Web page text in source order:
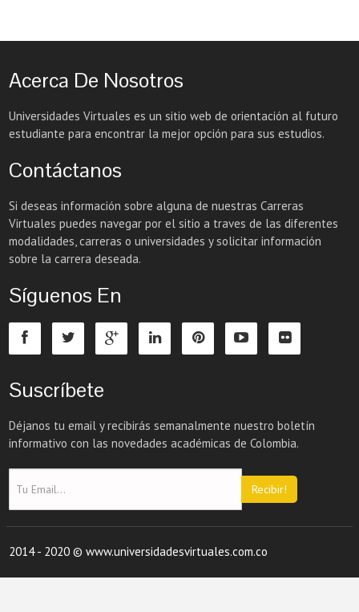
Acerca De Nosotros
Universidades Virtuales es un sitio web de orientación al futuro
estudiante para encontrar la mejor opción para sus estudios.
Contáctanos
Si deseas información sobre alguna de nuestras Carreras
Virtuales puedes navegar por el sitio a traves de las diferentes
modalidades, carreras o universidades y solicitar información
sobre la carrera deseada.
Síguenos En
Suscríbete
Déjanos tu email y recibirás semanalmente nuestro boletín
informativo con las novedades académicas de Colombia.
Recibir!
2014 - 2020 © www.universidadesvirtuales.com.co